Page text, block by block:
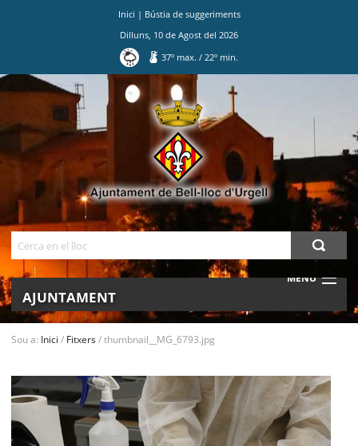
Inici | Bústia de suggeriments
Dilluns 10 de Agost del 2026
37º max./ 22º min.
MENU
AJUNTAMENT
BELL-LLOC SOLUCIONA
Sou a: Inici / Fitxers/thumbnail__MG_6793.jpg